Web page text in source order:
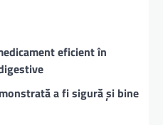
eficient în
a fi sigură și bine